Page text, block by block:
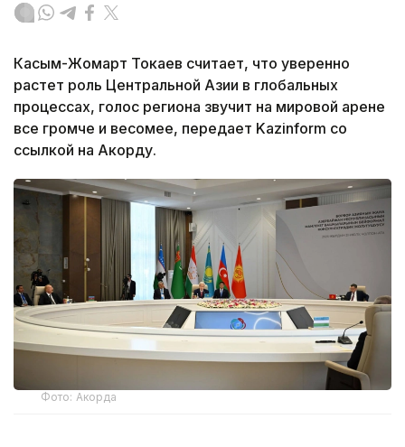
Касым-Жомарт Токаев считает, что уверенно
растет роль Центральной Азии в глобальных
процессах, голос региона звучит на мировой арене
все громче и весомее, передает Kazinform со
ссылкой на Акорду.
Фото: Акорда